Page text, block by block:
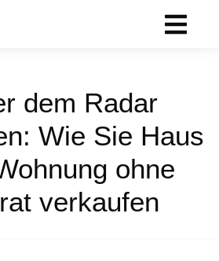
dem Radar
Wie Sie Haus
ohne
verkaufen